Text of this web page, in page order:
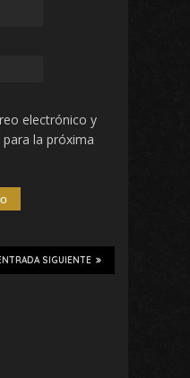
electrónico y
la próxima
SIGUIENTE